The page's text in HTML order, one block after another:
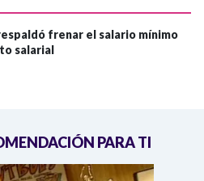
frenar el salario mínimo
salarial
PARA TI